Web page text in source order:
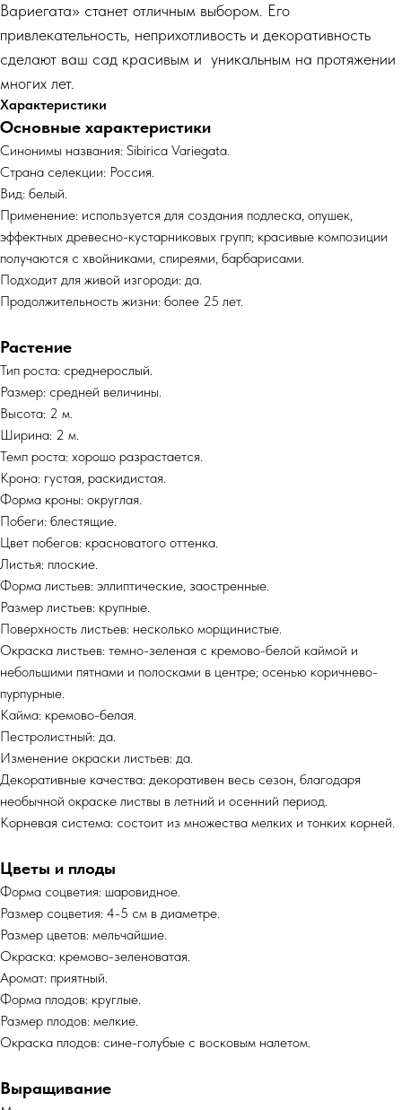
Вариегата» станет отличным выбором. Его
привлекательность, неприхотливость и декоративность
сделают ваш сад красивым и уникальным на протяжении
многих лет.
Характеристики
Основные характеристики
Синонимы названия: Sibirica Variegata.
Страна селекции: Россия.
Вид: белый.
Применение: используется для создания подлеска, опушек,
эффектных древесно-кустарниковых групп; красивые композиции
получаются с хвойниками, спиреями, барбарисами.
Подходит для живой изгороди: да.
Продолжительность жизни: более 25 лет.
Растение
Тип роста: среднерослый.
Размер: средней величины.
Высота: 2 м.
Ширина: 2 м.
Темп роста: хорошо разрастается.
Крона: густая, раскидистая.
Форма кроны: округлая.
Побеги: блестящие.
Цвет побегов: красноватого оттенка.
Листья: плоские.
Форма листьев: эллиптические, заостренные.
Размер листьев: крупные.
Поверхность листьев: несколько морщинистые.
Окраска листьев: темно-зеленая с кремово-белой каймой и
небольшими пятнами и полосками в центре; осенью коричнево-
пурпурные.
Кайма: кремово-белая.
Пестролистный: да.
Изменение окраски листьев: да.
Декоративные качества: декоративен весь сезон, благодаря
необычной окраске листвы в летний и осенний период.
Корневая система: состоит из множества мелких и тонких корней.
Цветы и плоды
Форма соцветия: шаровидное.
Размер соцветия: 4-5 см в диаметре.
Размер цветов: мельчайшие.
Окраска: кремово-зеленоватая.
Аромат: приятный.
Форма плодов: круглые.
Размер плодов: мелкие.
Окраска плодов: сине-голубые с восковым налетом.
Выращивание